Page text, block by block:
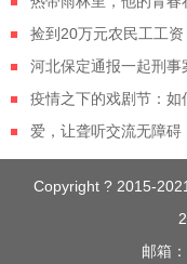
疫情之下的戏剧节：如
爱，让聋听交流无障碍
Copyright ? 2015-
邮箱